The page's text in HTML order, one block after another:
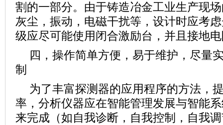
割的一部分。由于铸造冶金工业生产现
灰尘，振动，电磁干扰等，设计时应考
级应尽可能使用闭合激励台，并且接地
四，操作简单方便，易于维护，尽量
制
为了丰富探测器的应用程序的方法，
率，分析仪器应在智能管理发展与智能
来完成（如自我诊断，自我控制，自我